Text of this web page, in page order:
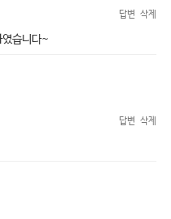
답변 삭제
습니다~
답변 삭제